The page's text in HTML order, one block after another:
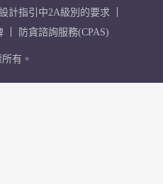
計指引中2A級別的要求
防貪諮詢服務(CPAS)
有。